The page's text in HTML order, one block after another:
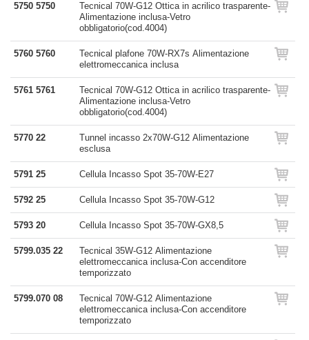
5750 5750
Tecnical 70W-G12 Ottica in acrilico trasparente-
Alimentazione inclusa-Vetro
obbligatorio(cod.4004)
5760 5760
Tecnical plafone 70W-RX7s Alimentazione
elettromeccanica inclusa
5761 5761
Tecnical 70W-G12 Ottica in acrilico trasparente-
Alimentazione inclusa-Vetro
obbligatorio(cod.4004)
5770 22
Tunnel incasso 2x70W-G12 Alimentazione
esclusa
5791 25 Cellula Incasso Spot 35-70W-E27
5792 25 Cellula Incasso Spot 35-70W-G12
5793 20 Cellula Incasso Spot 35-70W-GX8,5
5799.035 22
Tecnical 35W-G12 Alimentazione
elettromeccanica inclusa-Con accenditore
temporizzato
5799.070 08
Tecnical 70W-G12 Alimentazione
elettromeccanica inclusa-Con accenditore
temporizzato